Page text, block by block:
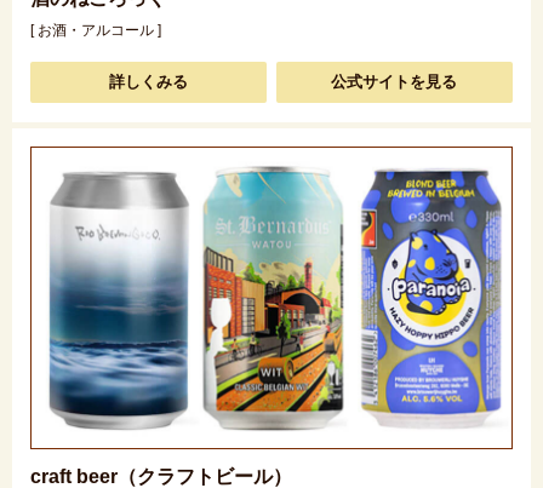
[ お酒・アルコール ]
詳しくみる 公式サイトを見る
craft beer（クラフトビール）